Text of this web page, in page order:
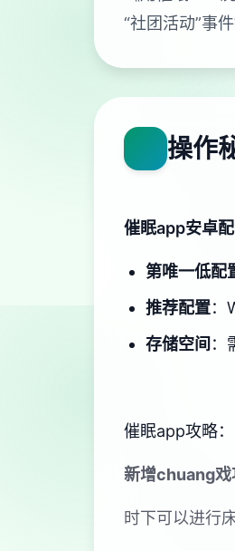
“社团活动”事
操作
催眠app安卓
第唯一低配
​推荐配置​：
​存储空间​ ：
催眠app攻略：
新增chuang戏
时下可以进行